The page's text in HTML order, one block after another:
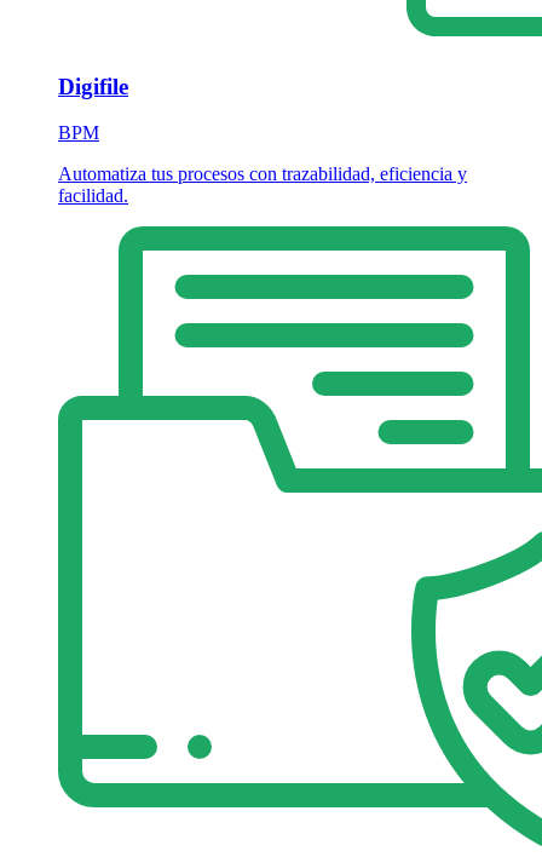
Digifile
BPM
Automatiza tus procesos con trazabilidad, eficiencia y
facilidad.